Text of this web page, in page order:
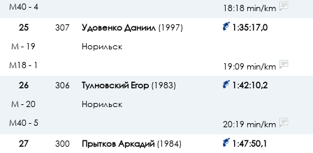
М40 - 4
18:18 min/km
25
307 Удовенко Даниил(1997)
Норильск
1:35:17,0
М - 19
М18 - 1
19:09 min/km
26
306 Тулновский Егор(1983)
Норильск
1:42:10,2
М - 20
М40 - 5
20:19 min/km
27
300 Прытков Аркадий(1984)
1:47:50,1